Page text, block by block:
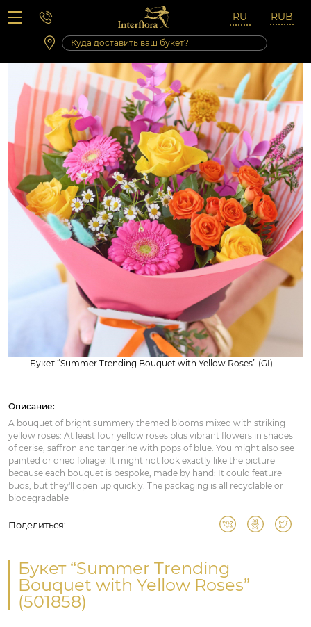
Вопросы-ответы
Сб 10:00 ‐ 14:00
Выходные и праздничные дни
Букет “Summer Trending Bouquet with Yellow Roses” (GI)
Описание:
A bouquet of bright summery themed blooms mixed with striking
yellow roses: At least four yellow roses plus vibrant flowers in shades
of cerise, saffron and tangerine with pops of blue. You might also see
painted or dried foliage: It might not look exactly like the picture
because each bouquet is bespoke, made by hand: It could feature
buds, but they'll open up quickly: The packaging is all recyclable or
biodegradable
Поделиться:
Букет “Summer Trending
Bouquet with Yellow Roses”
(501858)